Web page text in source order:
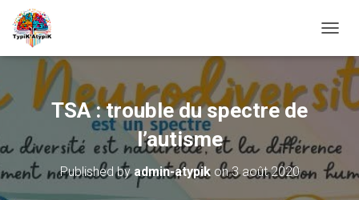
U
R
F
E
R
TSA : trouble du spectre de
l’autisme
Published byadmin-atypikon3 août 2020